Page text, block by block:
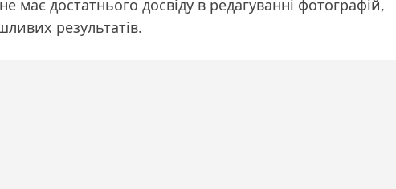
має достатнього досвіду в редагуванні фотографій,
результатів.